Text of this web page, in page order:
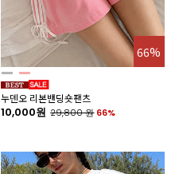
66%
누덴오 리본밴딩숏팬츠
10,000원 29,800원 66%